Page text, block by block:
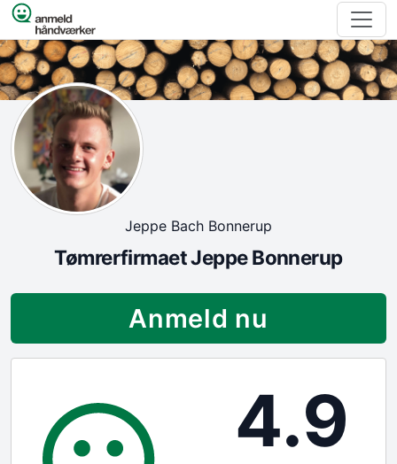
Spring til indhold
Jeppe Bach Bonnerup
Tømrerfirmaet Jeppe Bonnerup
Anmeld nu
4.9